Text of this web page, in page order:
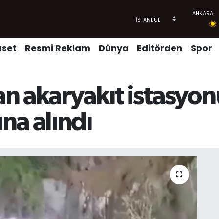
Resmi Reklam Dünya Editörden Spor
akaryakıt
alındı